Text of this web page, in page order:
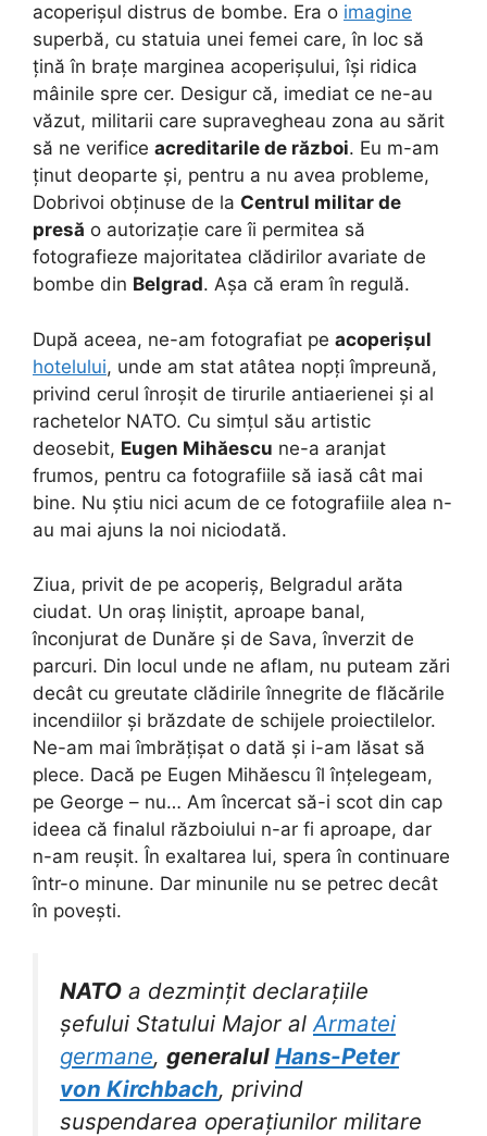
acoperișul distrus de bombe. Era o imagine
superbă, cu statuia unei femei care, în loc să
țină în brațe marginea acoperișului, își ridica
mâinile spre cer. Desigur că, imediat ce ne-au
văzut, militarii care supravegheau zona au sărit
să ne verifice acreditarile de război. Eu m-am
ținut deoparte și, pentru a nu avea probleme,
Dobrivoi obținuse de la Centrul militar de
presă o autorizație care îi permitea să
fotografieze majoritatea clădirilor avariate de
bombe din Belgrad. Așa că eram în regulă.
După aceea, ne-am fotografiat pe acoperișul
hotelului, unde am stat atâtea nopți împreună,
privind cerul înroșit de tirurile antiaerienei și al
rachetelor NATO. Cu simțul său artistic
deosebit, Eugen Mihăescu ne-a aranjat
frumos, pentru ca fotografiile să iasă cât mai
bine. Nu știu nici acum de ce fotografiile alea n-
au mai ajuns la noi niciodată.
Ziua, privit de pe acoperiș, Belgradul arăta
ciudat. Un oraș liniștit, aproape banal,
înconjurat de Dunăre și de Sava, înverzit de
parcuri. Din locul unde ne aflam, nu puteam zări
decât cu greutate clădirile înnegrite de flăcările
incendiilor și brăzdate de schijele proiectilelor.
Ne-am mai îmbrățișat o dată și i-am lăsat să
plece. Dacă pe Eugen Mihăescu îl înțelegeam,
pe George – nu… Am încercat să-i scot din cap
ideea că finalul războiului n-ar fi aproape, dar
n-am reușit. În exaltarea lui, spera în continuare
într-o minune. Dar minunile nu se petrec decât
în povești.
NATO a dezmințit declarațiile
șefului Statului Major al Armatei
germane, generalul Hans-Peter
von Kirchbach, privind
suspendarea operațiunilor militare